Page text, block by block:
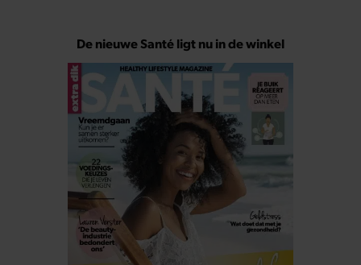
De nieuwe Santé ligt nu in de winkel